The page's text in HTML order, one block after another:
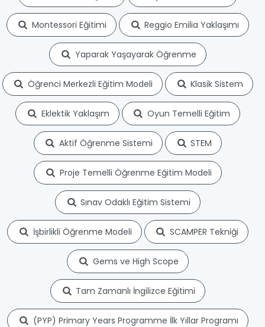
Montessori Eğitimi Reggio Emilia Yaklaşımı
Yaparak Yaşayarak Öğrenme
Öğrenci Merkezli Eğitim Modeli Klasik Sistem
Eklektik Yaklaşım Oyun Temelli Eğitim
Aktif Öğrenme Sistemi STEM
Proje Temelli Öğrenme Eğitim Modeli
Sınav Odaklı Eğitim Sistemi
İşbirlikli Öğrenme Modeli SCAMPER Tekniği
Gems ve High Scope
Tam Zamanlı İngilizce Eğitimi
(PYP) Primary Years Programme İlk Yıllar Programı